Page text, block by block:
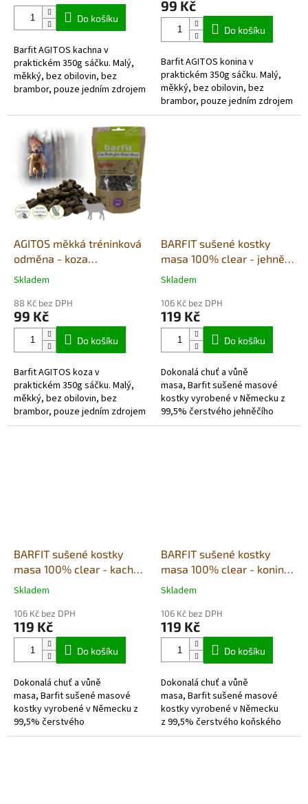
hvězdiček.
Do košíku
Barfit AGITOS kachna v
praktickém 350g sáčku. Malý,
měkký, bez obilovin, bez
brambor, pouze jedním zdrojem
převážně z čerstvých...
99 Kč
Do košíku
Barfit AGITOS konina v
praktickém 350g sáčku. Malý,
měkký, bez obilovin, bez
brambor, pouze jedním zdrojem
živočišných bílkovin a vyrobený
AGITOS měkká tréninková
odměna - koza
monoprotein 350g
Průměrné
produktu
je
hvězdiček.
Skladem
88 Kč bez DPH
99 Kč
Do košíku
Barfit AGITOS koza v
praktickém 350g sáčku. Malý,
měkký, bez obilovin, bez
brambor, pouze jedním zdrojem
živočišných bílkovin a vyrobený
BARFIT sušené kostky
masa 100% clear - jehně
200g
Průměrné
produktu
je
hvězdiček.
Skladem
106 Kč bez DPH
119 Kč
Do košíku
Dokonalá chuť a vůně
masa, Barfit sušené masové
kostky vyrobené v Německu z
99,5% čerstvého jehněčího
masa a 0,5% rozdrcených
BARFIT sušené kostky
masa 100% clear - kachna
200g
Průměrné
produktu
je
hvězdiček.
Skladem
106 Kč bez DPH
119 Kč
Do košíku
Dokonalá chuť a vůně
masa, Barfit sušené masové
kostky vyrobené v Německu z
99,5% čerstvého
masa převážně regionálních
BARFIT sušené kostky
masa 100% clear - konina
200g
Průměrné
produktu
je
hvězdiček.
Skladem
106 Kč bez DPH
119 Kč
Do košíku
Dokonalá chuť a vůně
masa, Barfit sušené masové
kostky vyrobené v Německu
z 99,5% čerstvého koňského
masa převážně regionálních